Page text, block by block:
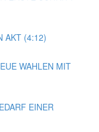
AKT (4:12)
WAHLEN MIT
EINER